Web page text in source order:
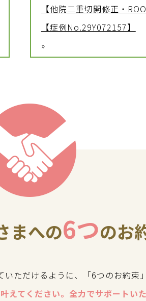
【他院二重切開修正・
【症例No.29Y072157】
»
まへの6つのお
ただけるように、「6つのお約束
えてください。全力でサポートいた